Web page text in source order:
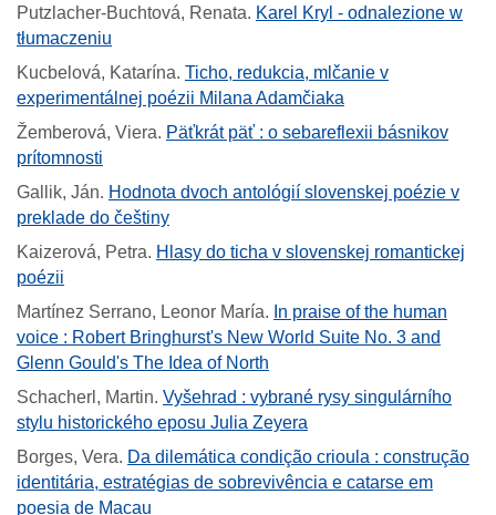
Putzlacher-Buchtová, Renata. Karel Kryl - odnalezione w
tłumaczeniu
Kucbelová, Katarína. Ticho, redukcia, mlčanie v
experimentálnej poézii Milana Adamčiaka
Žemberová, Viera. Päťkrát päť : o sebareflexii básnikov
prítomnosti
Gallik, Ján. Hodnota dvoch antológií slovenskej poézie v
preklade do češtiny
Kaizerová, Petra. Hlasy do ticha v slovenskej romantickej
poézii
Martínez Serrano, Leonor María. In praise of the human
voice : Robert Bringhurst's New World Suite No. 3 and
Glenn Gould's The Idea of North
Schacherl, Martin. Vyšehrad : vybrané rysy singulárního
stylu historického eposu Julia Zeyera
Borges, Vera. Da dilemática condição crioula : construção
identitária, estratégias de sobrevivência e catarse em
poesia de Macau